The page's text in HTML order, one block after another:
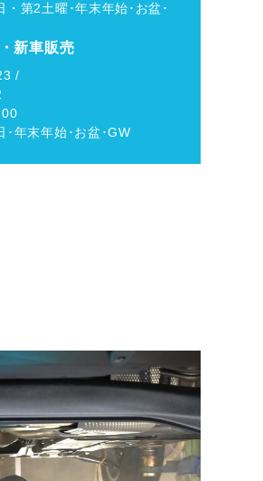
・第2土曜･年末年始･お盆･
新車販売
/
･年末年始･お盆･GW